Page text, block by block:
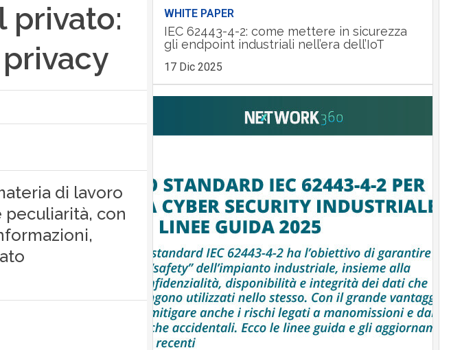
privato:
di lavoro
peculiarità, con
WHITE PAPER
IEC 62443-4-2: come mettere in sicurezza
gli endpoint industriali nell’era dell’IoT
17 Dic 2025